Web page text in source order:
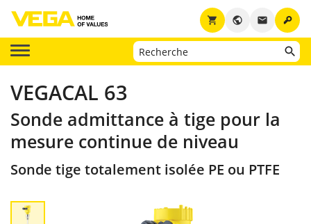
key
email
public
shopping_cart
VEGACAL 63
Sonde admittance à tige pour la
mesure continue de niveau
Sonde tige totalement isolée PE ou PTFE